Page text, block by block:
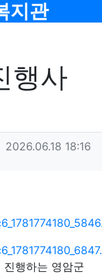
지관
행사
작성일
2026.06.18 18:16
진행하는 영암군